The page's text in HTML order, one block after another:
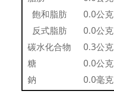
飽和脂肪
反式脂肪
碳水化合物
糖
鈉
0.0公克
0.0公克
0.3公克
0.0公克
0.0毫克